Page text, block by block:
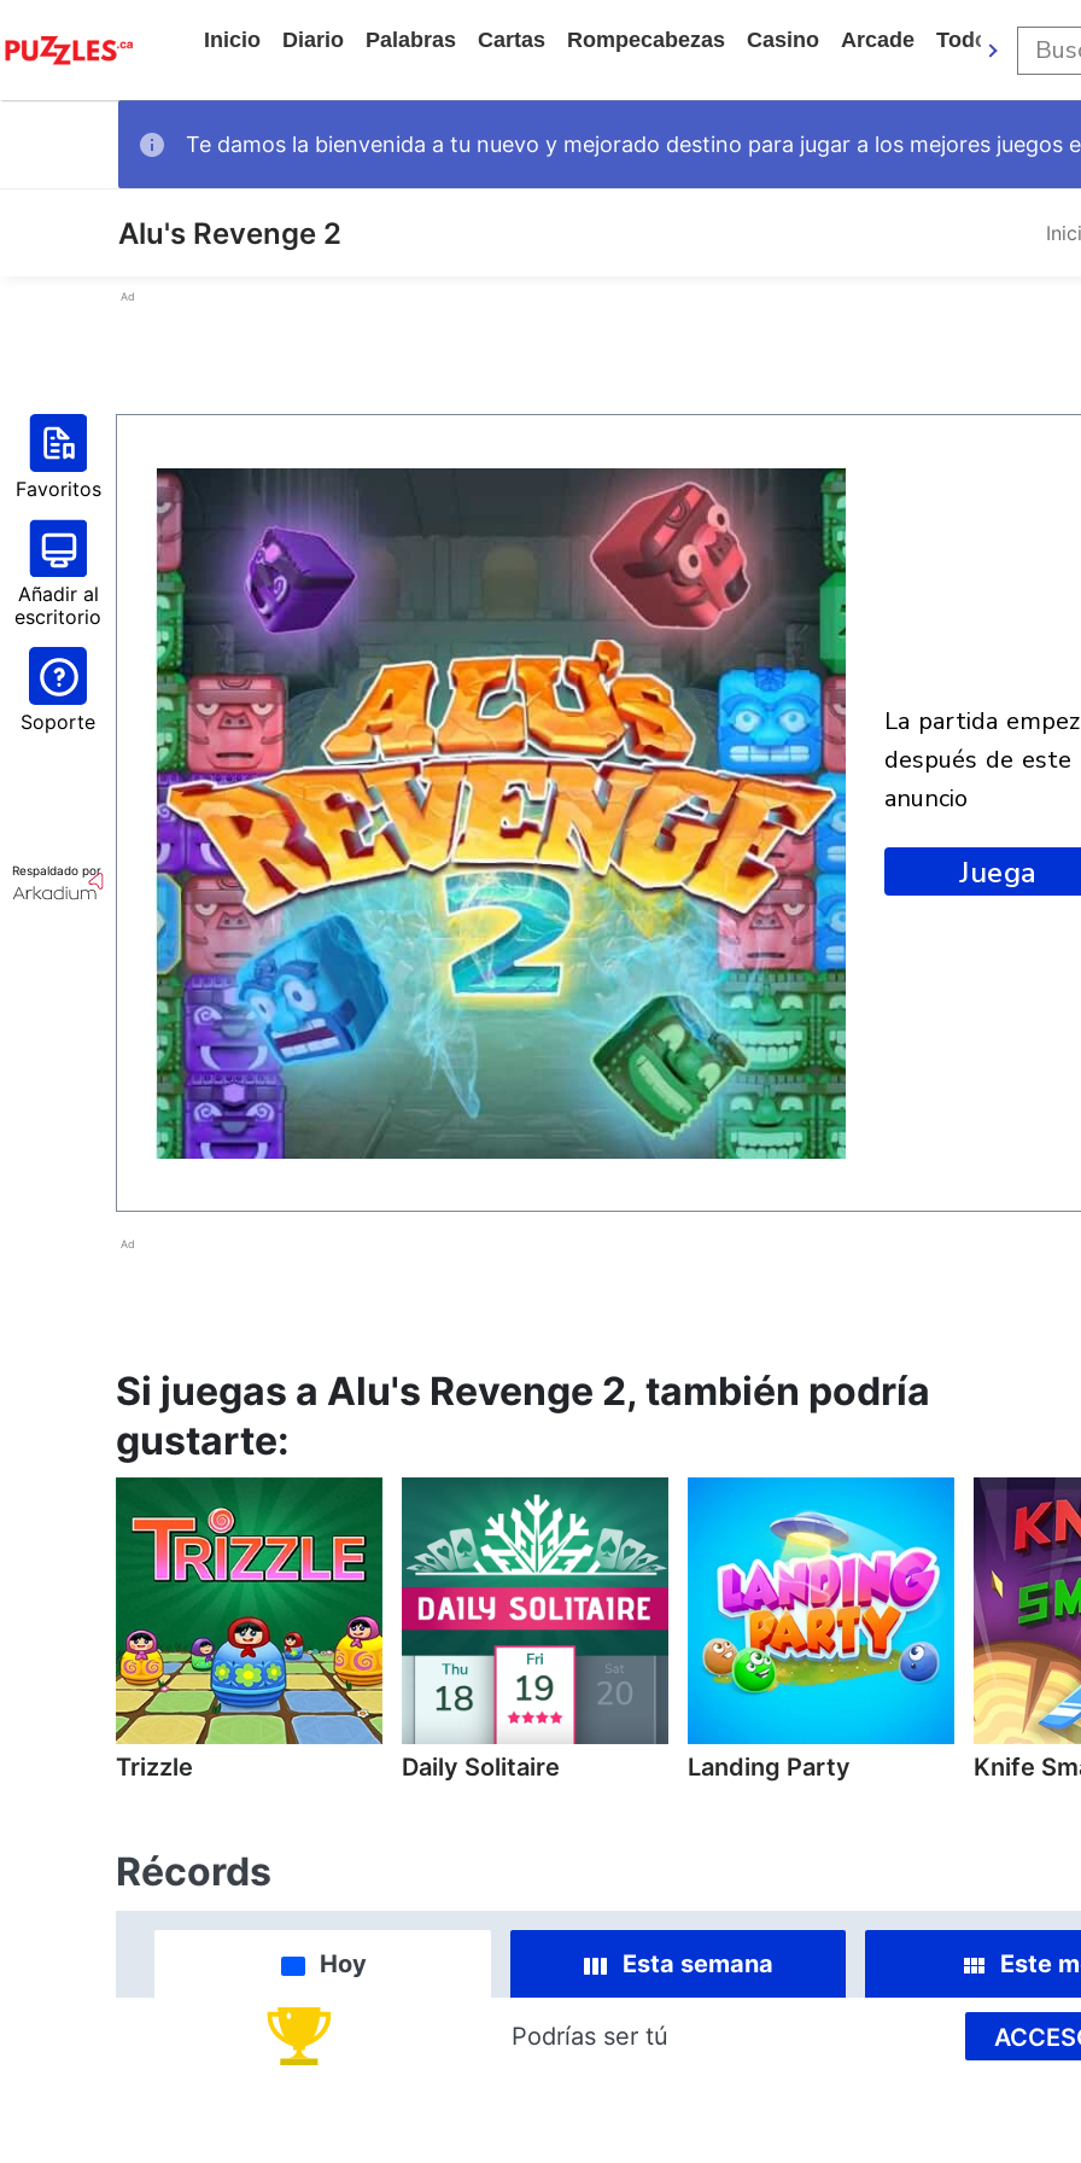
Inicio Diario Palabras Cartas Rompecabezas Casino Arcade Todos Los
Te damos la bienvenida a tu nuevo y mejorado destino para jugar a los mejores juegos
Alu's Revenge 2
Ad
Favoritos
Añadir al
escritorio
Soporte
Respaldado por
la partida empezará
después de este
anuncio
Juega
Ad
Si juegas a Alu's Revenge 2, también podría
gustarte:
Trizzle Daily Solitaire Landing Party Knife
Récords
Hoy Esta semana Este
Podrías ser tú